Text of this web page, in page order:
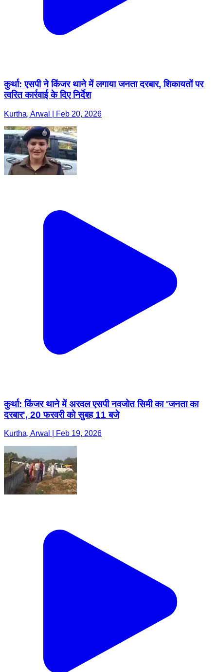
कुर्था: एसपी ने किंजर थाने में लगाया जनता दरबार, शिकायतों पर
त्वरित कार्रवाई के दिए निर्देश
Kurtha, Arwal | Feb 20, 2026
कुर्था: किंजर थाने में अरवल एसपी नवजोत सिमी का 'जनता का
दरबार', 20 फरवरी को सुबह 11 बजे
Kurtha, Arwal | Feb 19, 2026